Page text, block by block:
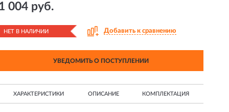
004 руб.
НЕТ В НАЛИЧИИ Добавить к сравнению
УВЕДОМИТЬ О ПОСТУПЛЕНИИ
ХАРАКТЕРИСТИКИ ОПИСАНИЕ КОМПЛЕКТАЦИЯ